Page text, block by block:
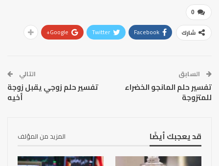
0
شارك Facebook
Twitter
Google+
السابق
تفسير حلم المانجو الخضراء
للمتزوجة
التالي
تفسير حلم زوجي يقبل زوجة
أخيه
قد يعجبك أيضًا المزيد من المؤلف